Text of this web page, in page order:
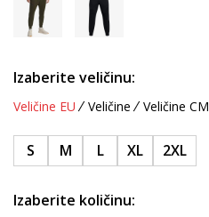
Izaberite veličinu:
Veličine EU Veličine Veličine CM
S M L XL 2XL
Izaberite količinu: